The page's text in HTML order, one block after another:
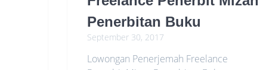
Penerbitan Buku
September 30, 2017
Lowongan Penerjemah Freelance